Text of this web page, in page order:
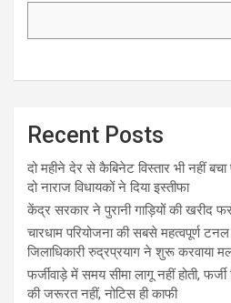
Recent Posts
दो महीने देर से कैबिनेट विस्तार भी नहीं
दो नाराज विधायकों ने दिया इस्तीफा
केंद्र सरकार ने पुरानी गाड़ियों की खरीद
चारधाम परियोजना की सबसे महत्वपूर्ण
जिलाधिकारी रुद्रप्रयाग ने शुरू करवाया
फर्जीवाड़े में समय सीमा लागू नहीं होती,
की जरूरत नहीं, नोटिस ही काफी